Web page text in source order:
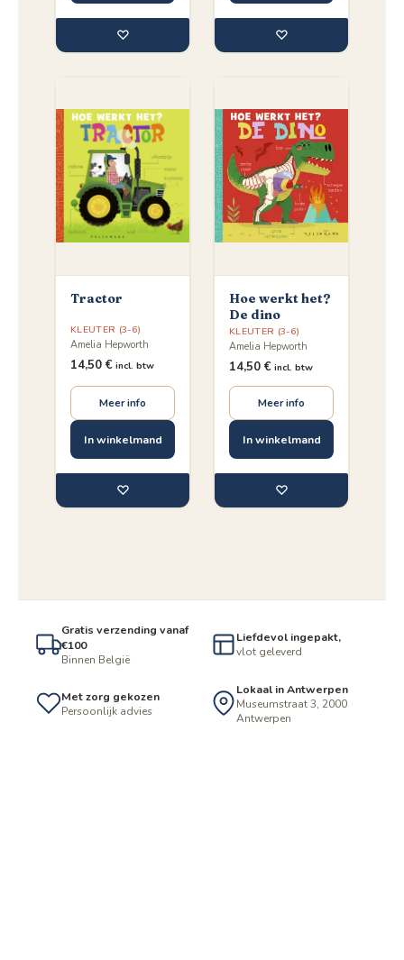
♡ ♡
Tractor
KLEUTER (3-6)
Amelia Hepworth
14,50 € incl. btw
Meer info
In winkelmand
♡
Hoe werkt het?
De dino
KLEUTER (3-6)
Amelia Hepworth
14,50 € incl. btw
Meer info
In winkelmand
♡
Gratis verzending vanaf
€100
Binnen België
Liefdevol ingepakt,
vlot geleverd
Met zorg gekozen
Persoonlijk advies
Lokaal in Antwerpen
Museumstraat 3, 2000
Antwerpen